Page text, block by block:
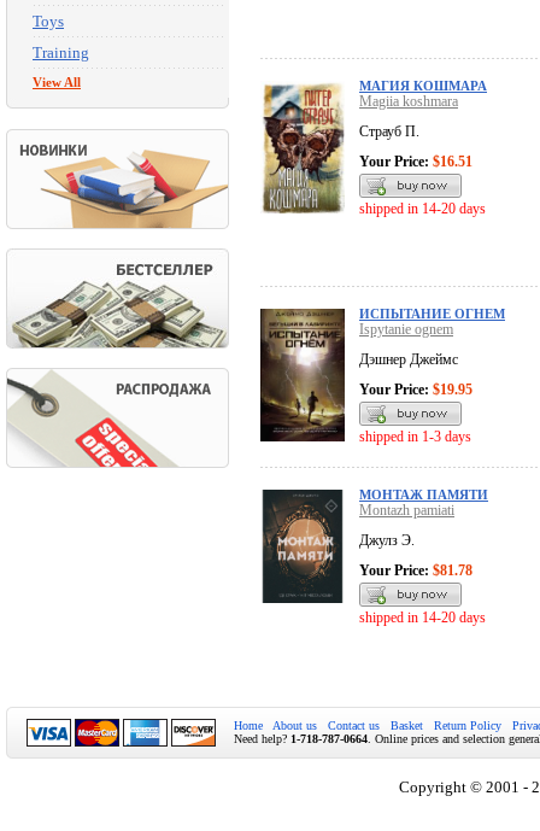
Toys
Training
View All МАГИЯ КОШМАРА
Magiia koshmara
Страуб П.
Your Price: $16.51
shipped in 14-20 days
ИСПЫТАНИЕ ОГНЕМ
Ispytanie ognem
Дэшнер Джеймс
Your Price: $19.95
shipped in 1-3 days
МОНТАЖ ПАМЯТИ
Montazh pamiati
Джулз Э.
Your Price: $81.78
shipped in 14-20 days
Home About us Contact us Basket Return Policy
Need help? 1-718-787-0664 . Online prices and selection
Copyright © 2001 -